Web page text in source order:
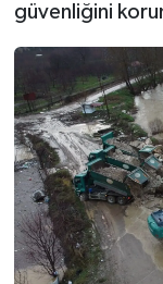
güvenliğini